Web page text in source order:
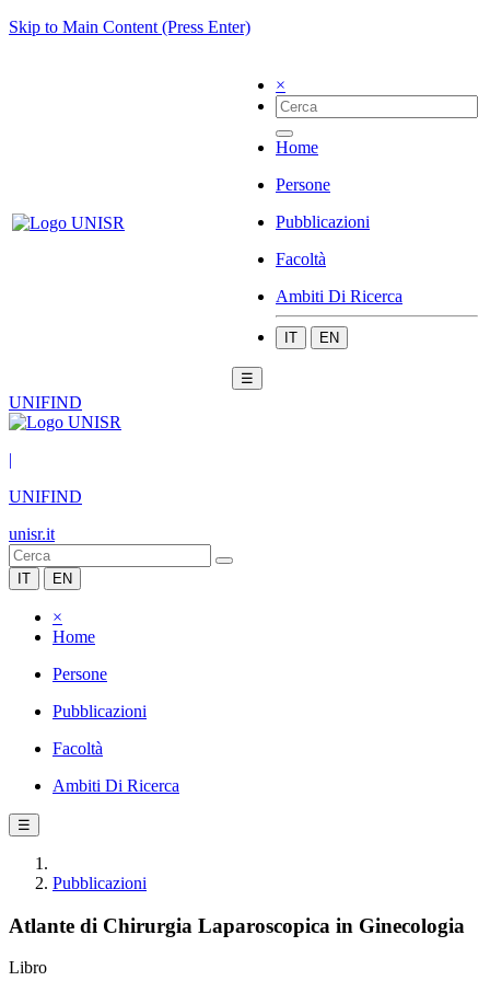
Skip to Main Content (Press Enter)
×
Home
Persone
Pubblicazioni
Facoltà
Ambiti Di Ricerca
IT EN
☰
UNIFIND
|
UNIFIND
unisr.it
IT EN
×
Home
Persone
Pubblicazioni
Facoltà
Ambiti Di Ricerca
☰
Pubblicazioni
Atlante di Chirurgia Laparoscopica in Ginecologia
Libro